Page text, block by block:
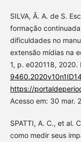
SILVA, Â. A. de S.
formação
dificuldades no
extensão mídias na
1, p. e020118, 2020.
https://
Acesso em: 30 mar.
SPATTI, A. C., et al.
como medir seus